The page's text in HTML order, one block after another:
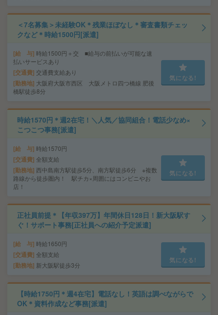
＜7名募集＞未経験OK＊残業ほぼなし＊審査書類チェッ
クなど＊時給1500円[派遣]
給 与 時給1500円＋交 ■給与の前払いが可能な速
払いサービスあり
交通費 交通費支給あり
勤務地 大阪府大阪市西区 大阪メトロ四つ橋線 肥後
橋駅徒歩8分
気になる!
時給1570円＊週2在宅！＼人気／協同組合！電話少なめ×
こつこつ事務[派遣]
給 与 時給1570円
交通費 全額支給
勤務地 西中島南方駅徒歩5分、南方駅徒歩6分 ※複数
路線から徒歩圏内！ 駅チカ×周囲にはコンビニやお
店！
気になる!
正社員前提＊【年収397万】年間休日128日！新大阪駅す
ぐ！サポート事務[正社員への紹介予定派遣]
給 与 時給1650円
交通費 全額支給
勤務地 新大阪駅徒歩3分
気になる!
【時給1750円＊週4在宅】電話なし！英語は調べながらで
OK＊資料作成など事務[派遣]